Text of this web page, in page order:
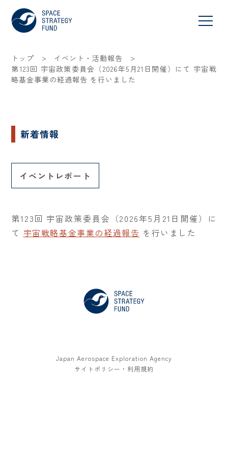
トップ > イベント・活動報告 >
第123回 宇宙政策委員会（2026年5月21日開催）にて 宇宙戦
略基金事業の経過報告 を行いました
新着情報
イベントレポート
第123回 宇宙政策委員会（2026年5月21日開催）に
て 宇宙戦略基金事業の経過報告 を行いました
Japan Aerospace Exploration Agency
サイトポリシー・利用規約